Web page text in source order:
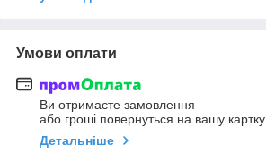
Умови оплати
Ви отримаєте замовлення
або гроші повернуться на вашу картку
Детальніше